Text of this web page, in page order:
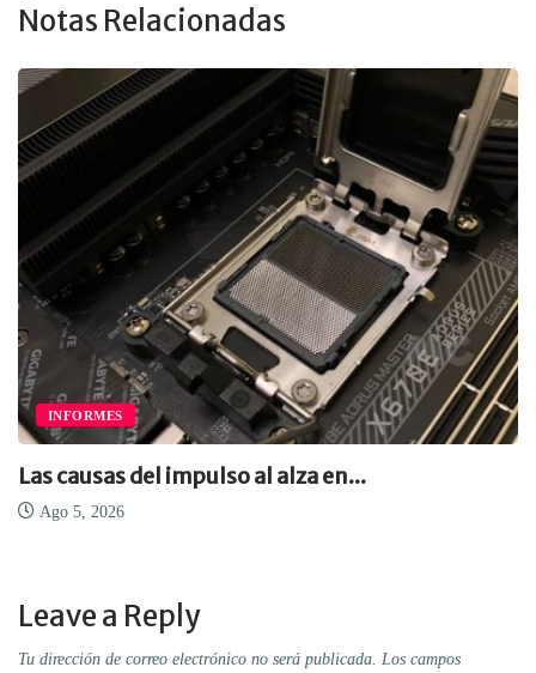
Notas Relacionadas
INFORMES
Las causas del impulso al alza en...
Ago 5, 2026
Leave a Reply
Tu dirección de correo electrónico no será publicada. Los campos